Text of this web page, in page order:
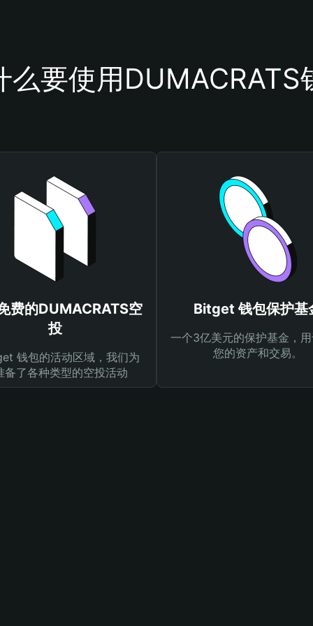
么要使用DUMACRATS
费的DUMACRATS空
投
钱包的活动区域，我们为
备了各种类型的空投活动
Bitget 钱包保护基
一个3亿美元的保护基金，
您的资产和交易。